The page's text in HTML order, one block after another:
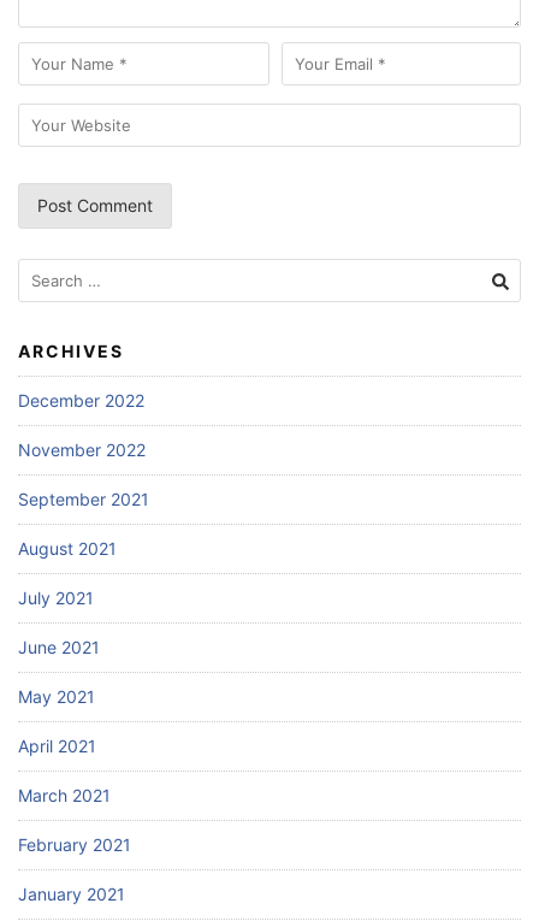
Search
for:
ARCHIVES
December 2022
November 2022
September 2021
August 2021
July 2021
June 2021
May 2021
April 2021
March 2021
February 2021
January 2021